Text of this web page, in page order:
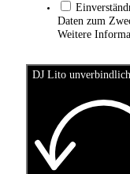
Daten zum
Weitere
DJ Lito